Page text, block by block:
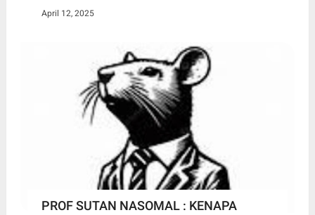
April 12, 2025
PROF SUTAN NASOMAL : KENAPA